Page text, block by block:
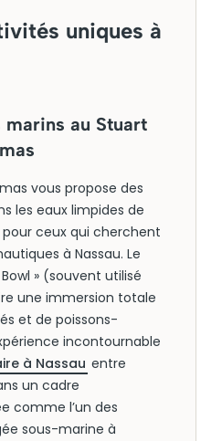
uniques à
au Stuart
vous propose des
les eaux limpides de
pour ceux qui cherchent
à Nassau. Le
» (souvent utilisé
une immersion totale
et de poissons-
incontournable
à Nassau entre
un cadre
comme l’un des
sous-marine à